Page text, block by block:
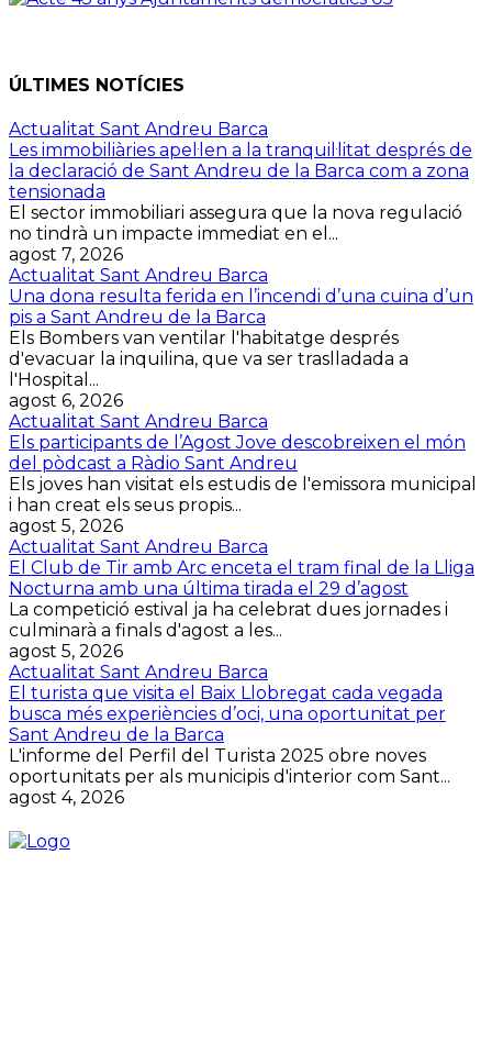
ÚLTIMES NOTÍCIES
Actualitat Sant Andreu Barca
Les immobiliàries apel·len a la tranquil·litat després de
la declaració de Sant Andreu de la Barca com a zona
tensionada
El sector immobiliari assegura que la nova regulació
no tindrà un impacte immediat en el...
agost 7, 2026
Actualitat Sant Andreu Barca
Una dona resulta ferida en l’incendi d’una cuina d’un
pis a Sant Andreu de la Barca
Els Bombers van ventilar l'habitatge després
d'evacuar la inquilina, que va ser traslladada a
l'Hospital...
agost 6, 2026
Actualitat Sant Andreu Barca
Els participants de l’Agost Jove descobreixen el món
del pòdcast a Ràdio Sant Andreu
Els joves han visitat els estudis de l'emissora municipal
i han creat els seus propis...
agost 5, 2026
Actualitat Sant Andreu Barca
El Club de Tir amb Arc enceta el tram final de la Lliga
Nocturna amb una última tirada el 29 d’agost
La competició estival ja ha celebrat dues jornades i
culminarà a finals d'agost a les...
agost 5, 2026
Actualitat Sant Andreu Barca
El turista que visita el Baix Llobregat cada vegada
busca més experiències d’oci, una oportunitat per
Sant Andreu de la Barca
L'informe del Perfil del Turista 2025 obre noves
oportunitats per als municipis d'interior com Sant...
agost 4, 2026